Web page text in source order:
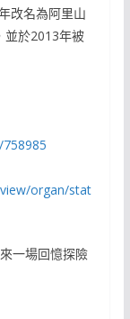
改名為阿里山
並於2013年被
organ/stat
一場回憶探險